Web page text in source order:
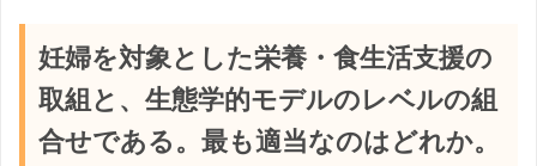
妊婦を対象とした栄養・食生活支援の
取組と、生態学的モデルのレベルの組
合せである。最も適当なのはどれか。